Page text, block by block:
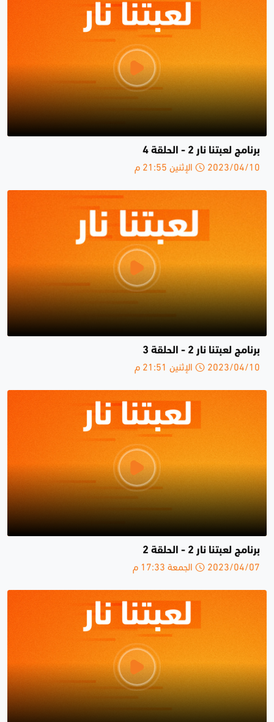
برنامج لعبتنا نار 2 - الحلقة 4
2023/04/10 الإثنين 21:55 م
برنامج لعبتنا نار 2 - الحلقة 3
2023/04/10 الإثنين 21:51 م
برنامج لعبتنا نار 2 - الحلقة 2
2023/04/07 الجمعة 17:33 م